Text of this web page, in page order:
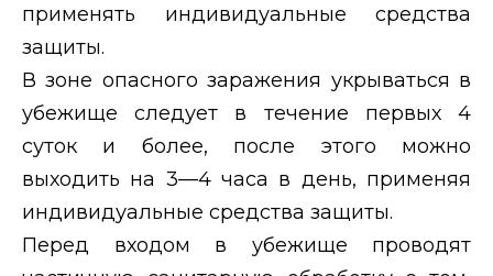
применять индивидуальные средства
защиты.
В зоне опасного заражения укрываться в
убежище следует в течение первых 4
суток и более, после этого можно
выходить на 3—4 часа в день, применяя
индивидуальные средства защиты.
Перед входом в
убежище проводят